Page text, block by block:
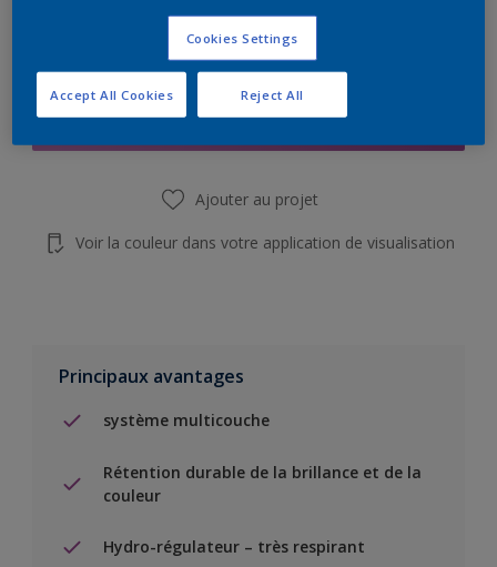
Add to Shopping list
Trouver un magasin
Ajouter au projet
Voir la couleur dans votre application de visualisation
Principaux avantages
système multicouche
Rétention durable de la brillance et de la
couleur
Hydro-régulateur – très respirant
Cookies Settings
Reject All
Accept All Cookies